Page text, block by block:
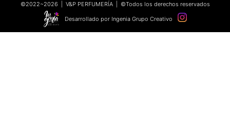
©2022~2026 | V&P PERFUMERÍA | ©Todos los derechos reservados
Desarrollado por Ingenia Grupo Creativo